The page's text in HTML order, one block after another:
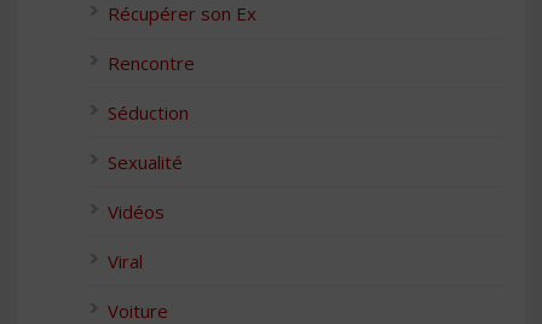
Récupérer son Ex
Rencontre
Séduction
Sexualité
Vidéos
Viral
Voiture